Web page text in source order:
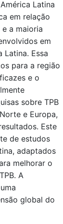
Latina
em relação
a maioria
em
Essa
para a região
e o
sobre TPB
e Europa,
Este
de estudos
adaptados
melhorar o
A
global do